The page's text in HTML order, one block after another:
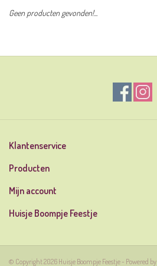
Geen producten gevonden!...
Klantenservice
Producten
Mijn account
Huisje Boompje Feestje
© Copyright 2026 Huisje Boompje Feestje - Powered by